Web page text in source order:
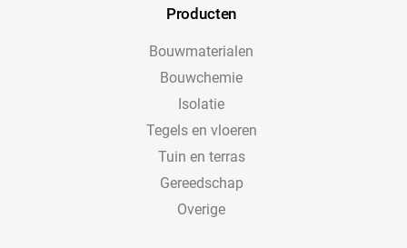
Producten
Bouwmaterialen
Bouwchemie
Isolatie
Tegels en vloeren
Tuin en terras
Gereedschap
Overige